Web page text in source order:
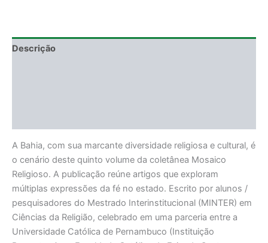
Descrição
A Bahia, com sua marcante diversidade religiosa e cultural, é
o cenário deste quinto volume da coletânea Mosaico
Religioso. A publicação reúne artigos que exploram
múltiplas expressões da fé no estado. Escrito por alunos /
pesquisadores do Mestrado Interinstitucional (MINTER) em
Ciências da Religião, celebrado em uma parceria entre a
Universidade Católica de Pernambuco (Instituição